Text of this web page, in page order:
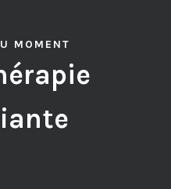
MOMENT